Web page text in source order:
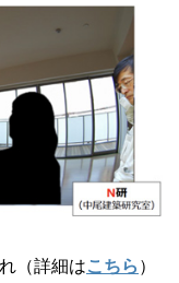
（詳細はこちら ）